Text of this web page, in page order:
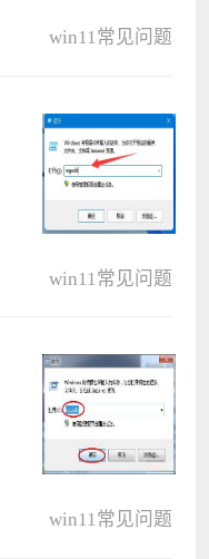
win11常见问题
win11常见问题
win11常见问题